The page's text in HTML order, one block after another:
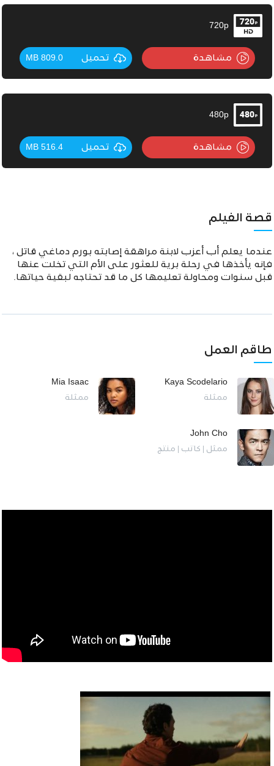
720p
مشاهدة تحميل 809.0 MB
480p
مشاهدة تحميل 516.4 MB
قصة الفيلم
عندما يعلم أب أعزب لابنة مراهقة إصابته بورم دماغي قاتل ،
فإنه يأخذها في رحلة برية للعثور على الأم التي تخلت عنها
قبل سنوات ومحاولة تعليمها كل ما قد تحتاجه لبقية حياتها.
طاقم العمل
Kaya Scodelario
ممثلة
Mia Isaac
ممثلة
John Cho
ممثل | كاتب | منتج